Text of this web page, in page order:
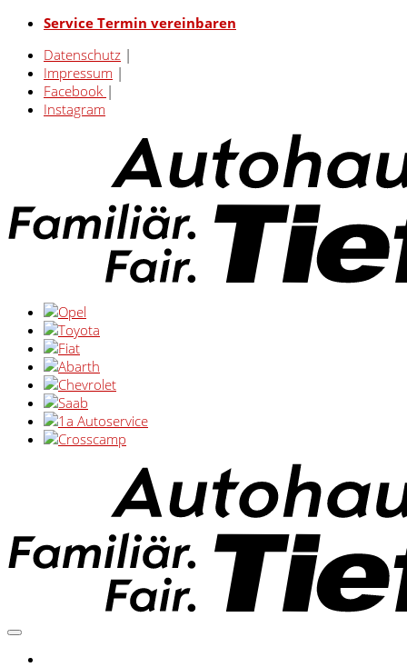
Service Termin vereinbaren
Datenschutz |
Impressum |
Facebook |
Instagram